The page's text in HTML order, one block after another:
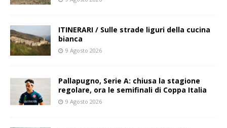
ITINERARI / Sulle strade liguri della cucina
bianca
9 Agosto 2026
Pallapugno, Serie A: chiusa la stagione
regolare, ora le semifinali di Coppa Italia
9 Agosto 2026